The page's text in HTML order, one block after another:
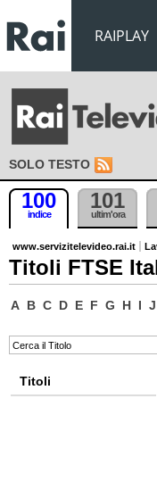
RAIPLAY
SOLO TESTO
100
indice
101
ultim'ora
www.servizitelevideo.rai.it
Titoli FTSE
A B C D E F G H I J
Titoli